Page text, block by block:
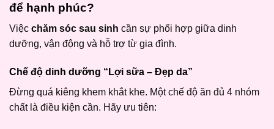
để hạnh phúc?
Việc chăm sóc sau sinh cần sự phối hợp giữa dinh
dưỡng, vận động và hỗ trợ từ gia đình.
Chế độ dinh dưỡng “Lợi sữa – Đẹp da”
Đừng quá kiêng khem khắt khe. Một chế độ ăn đủ 4 nhóm
chất là điều kiện cần. Hãy ưu tiên: